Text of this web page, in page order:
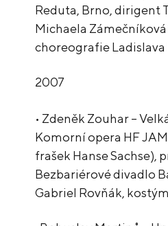
Reduta, Brno, dirigent
Michaela Zámečníková
choreografie Ladislava
2007
• Zdeněk Zouhar –
Komorní opera HF
frašek Hanse Sachse),
Bezbariérové divadlo
Gabriel Rovňák,